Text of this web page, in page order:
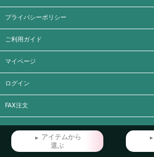
プライバシーポリシー
ご利用ガイド
マイページ
ログイン
FAX注文
アイテムから
選ぶ